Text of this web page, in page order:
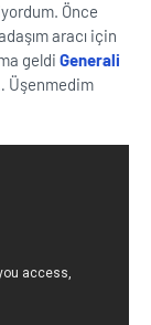
Önce
aracı için
geldi Generali
Üşenmedim